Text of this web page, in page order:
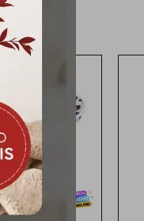
diseño vaca